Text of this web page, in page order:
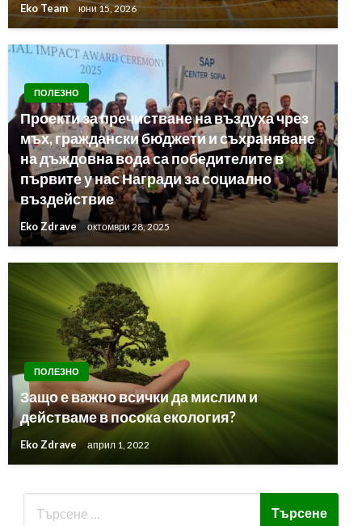
Eko Team юни 15, 2026
ПОЛЕЗНО
Проекти за пречистване на въздуха чрез
мъх, граждански бюджети и съхраняване
на дъждовна вода са победителите в
първите у нас Награди за социално
въздействие
Eko Zdrave октомври 28, 2025
ПОЛЕЗНО
Защо е важно всички да мислим и
действаме в посока екология?
Eko Zdrave април 1, 2022